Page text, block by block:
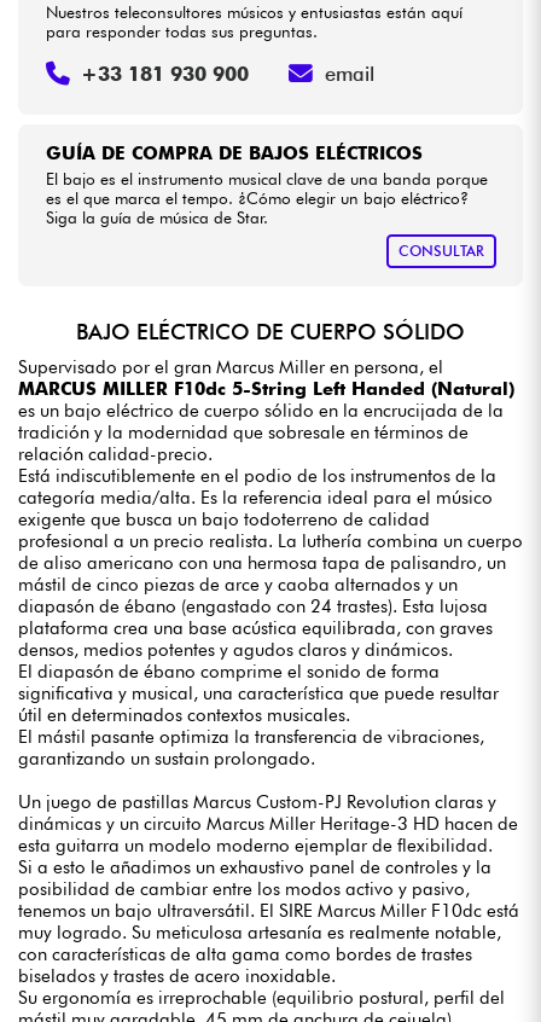
GUÍA DE COMPRA DE BAJOS ELÉCTRICOS
El bajo es el instrumento musical clave de una banda porque
es el que marca el tempo. ¿Cómo elegir un bajo eléctrico?
Siga la guía de música de Star.
CONSULTAR
Nuestros teleconsultores músicos y entusiastas están aquí
para responder todas sus preguntas.
+33 181 930 900 email
BAJO ELÉCTRICO DE CUERPO SÓLIDO
Supervisado por el gran Marcus Miller en persona, el
MARCUS MILLER F10dc 5-String Left Handed (Natural)
es un bajo eléctrico de cuerpo sólido en la encrucijada de la
tradición y la modernidad que sobresale en términos de
relación calidad-precio.
Está indiscutiblemente en el podio de los instrumentos de la
categoría media/alta. Es la referencia ideal para el músico
exigente que busca un bajo todoterreno de calidad
profesional a un precio realista. La luthería combina un cuerpo
de aliso americano con una hermosa tapa de palisandro, un
mástil de cinco piezas de arce y caoba alternados y un
diapasón de ébano (engastado con 24 trastes). Esta lujosa
plataforma crea una base acústica equilibrada, con graves
densos, medios potentes y agudos claros y dinámicos.
El diapasón de ébano comprime el sonido de forma
significativa y musical, una característica que puede resultar
útil en determinados contextos musicales.
El mástil pasante optimiza la transferencia de vibraciones,
garantizando un sustain prolongado.
Un juego de pastillas Marcus Custom-PJ Revolution claras y
dinámicas y un circuito Marcus Miller Heritage-3 HD hacen de
esta guitarra un modelo moderno ejemplar de flexibilidad.
Si a esto le añadimos un exhaustivo panel de controles y la
posibilidad de cambiar entre los modos activo y pasivo,
tenemos un bajo ultraversátil. El SIRE Marcus Miller F10dc está
muy logrado. Su meticulosa artesanía es realmente notable,
con características de alta gama como bordes de trastes
biselados y trastes de acero inoxidable.
Su ergonomía es irreprochable (equilibrio postural, perfil del